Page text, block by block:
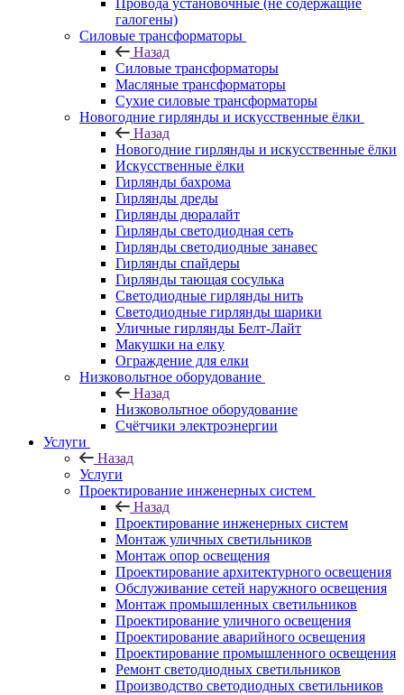
Провода установочные (не содержащие
галогены)
Силовые трансформаторы
Назад
Силовые трансформаторы
Масляные трансформаторы
Сухие силовые трансформаторы
Новогодние гирлянды и искусственные ёлки
Назад
Новогодние гирлянды и искусственные ёлки
Искусственные ёлки
Гирлянды бахрома
Гирлянды дреды
Гирлянды дюралайт
Гирлянды светодиодная сеть
Гирлянды светодиодные занавес
Гирлянды спайдеры
Гирлянды тающая сосулька
Светодиодные гирлянды нить
Светодиодные гирлянды шарики
Уличные гирлянды Белт-Лайт
Макушки на елку
Ограждение для елки
Низковольтное оборудование
Назад
Низковольтное оборудование
Счётчики электроэнергии
Услуги
Назад
Услуги
Проектирование инженерных систем
Назад
Проектирование инженерных систем
Монтаж уличных светильников
Монтаж опор освещения
Проектирование архитектурного освещения
Обслуживание сетей наружного освещения
Монтаж промышленных светильников
Проектирование уличного освещения
Проектирование аварийного освещения
Проектирование промышленного освещения
Ремонт светодиодных светильников
Производство светодиодных светильников